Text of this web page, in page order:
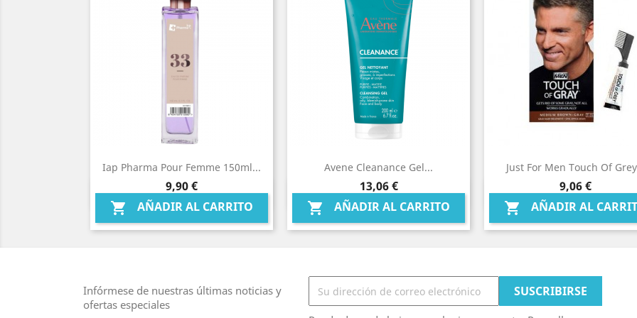
Iap Pharma Pour Femme 150ml...
Precio
9,90 €
 AÑADIR AL CARRITO
Vista rápida
Avene Cleanance Gel...
Precio
13,06 €
 AÑADIR AL CARRITO
Vista rápida
Just For Men Touch Of
Precio
9,06 €
 AÑADIR AL
Vista rápida
Infórmese de nuestras últimas noticias y
ofertas especiales